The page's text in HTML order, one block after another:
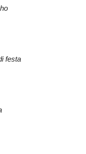
festa